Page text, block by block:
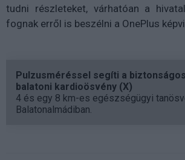
tudni részleteket, várhatóan a
fognak erről is beszélni a OnePlus
Pulzusméréssel segíti a
balatoni kardioösvény (X)
4 és egy 8 km-es egészségügyi
Balatonalmádiban.